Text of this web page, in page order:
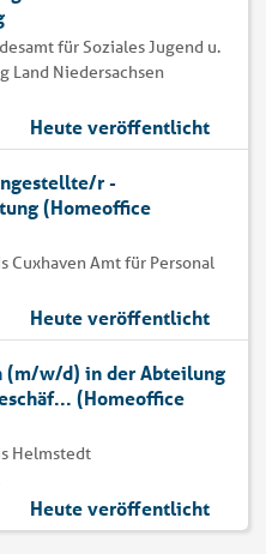
für Soziales Jugend u.
Land Niedersachsen
Heute veröffentlicht
r -
(Homeoffice
Cuxhaven Amt für Personal
Heute veröffentlicht
(m/w/d) in der Abteilung
(Homeoffice
Helmstedt
Heute veröffentlicht